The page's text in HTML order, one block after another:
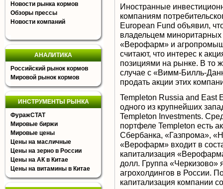
Новости рынка кормов
Обзоры прессы
Новости компаний
АНАЛИТИКА
Российский рынок кормов
Мировой рынок кормов
ИНСТРУМЕНТЫ РЫНКА
ФуражСТАТ
Мировые биржи
Мировые цены
Цены на масличные
Цены на зерно в России
Цены на АК в Китае
Цены на витамины в Китае
Иностранные
компаниям
European Fund объявил,
владельцем
«Верофарм» и
считают, что интерес к
позициями на рынке. В то
случае с «Вимм-Билль-
продать акции этих
Templeton Russia and East
одного из крупнейших
Templeton Investments.
портфеле Templeton есть
Сбербанка, «Газпрома»,
«Верофарм» входит в
капитализация
долл. Группа «Черкизово»
агрохолдингов в России.
капитализация компании